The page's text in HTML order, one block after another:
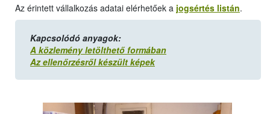
Az érintett vállalkozás adatai elérhetőek a jogsértés listán.
Kapcsolódó anyagok:
A közlemény letölthető formában
Az ellenőrzésről készült képek